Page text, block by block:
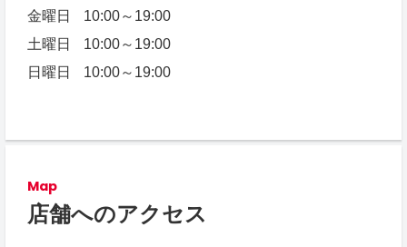
金曜日
10:00～19:00
土曜日
10:00～19:00
日曜日
10:00～19:00
Map
店舗へのアクセス